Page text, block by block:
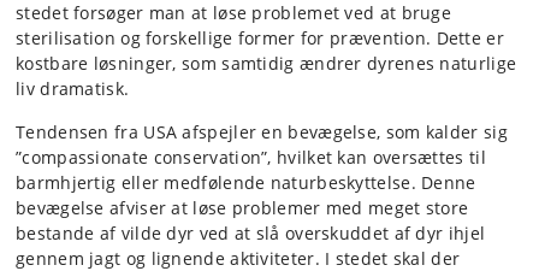
stedet forsøger man at løse problemet ved at bruge
sterilisation og forskellige former for prævention. Dette er
kostbare løsninger,som samtidig ændrer dyrenes naturlige
liv dramatisk.
Tendensen fra USA afspejleren bevægelse, som kalder sig
”compassionate conservation”, hvilket kan oversættes til
barmhjertig eller medfølende naturbeskyttelse. Denne
bevægelse afviserat løse problemer med meget store
bestande af vilde dyr ved at slå overskuddet af dyr ihjel
gennem jagt og lignende aktiviteter. I stedet skal der